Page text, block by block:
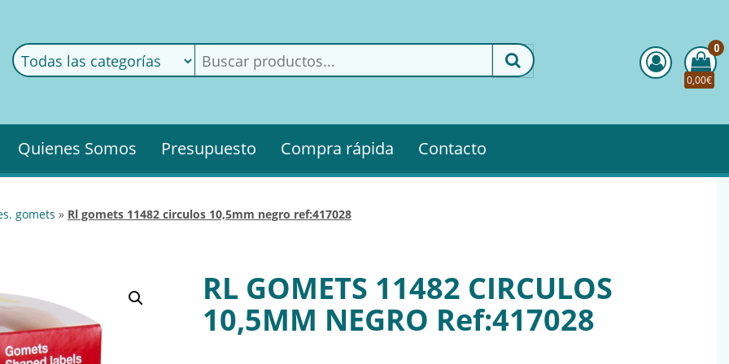
0
0,00€
Quienes Somos Presupuesto Compra rápida Contacto
gomets » rl gomets 11482 circulos 10,5mm negro ref:417028
RL GOMETS 11482 CIRCULOS
10,5MM NEGRO Ref:417028